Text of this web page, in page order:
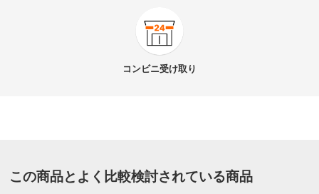
綿混ローズ柄ジャカード すっぽりショーツ 3色組×2
別
※お届け先が同じであれば複数個ご購入いただいても¥880です。
埼玉県 50代女性
コンビニ受け取り
この商品とよく比較検討されている商品